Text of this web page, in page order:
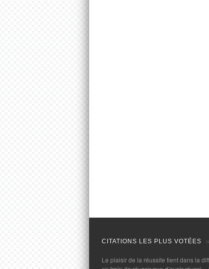
CITATIONS LES PLUS VOTÉES
Le plaisir de la réussite tient dans la